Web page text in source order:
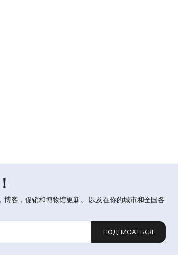
博客，促销和博物馆更新。 以及在你的城市和全国各
ПОДПИСАТЬСЯ